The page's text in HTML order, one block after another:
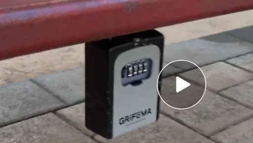
barrios de Valencia se han visto invadidos por cajetines de
en los sitios más inimaginables
evitan ponerlos en la puerta de los pisos para que no se
hay una vivienda de uso turístico
los pisos turísticos en Barcelona: el Ayuntamiento quiere
en noviembre de 2028